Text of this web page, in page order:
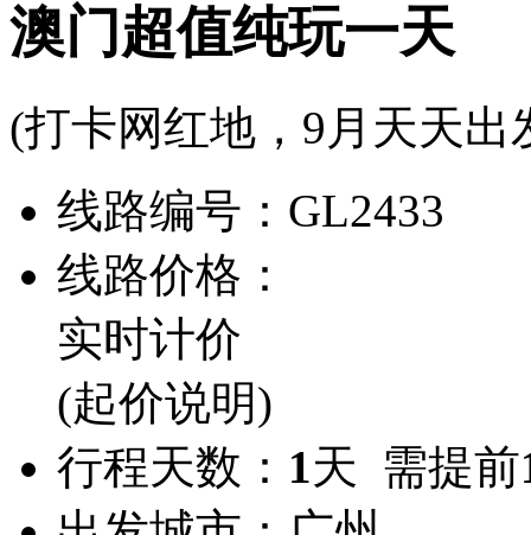
澳门超值纯玩一天
(打卡网红地，9月天天出
线路编号： GL2433
线路价格：
实时计价
(起价说明)
行程天数： 1天 需提前